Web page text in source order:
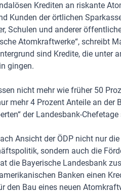
Krediten an riskante
Kunden der örtlichen
Schulen und anderer
Atomkraftwerke“, schreibt
sind Kredite, die unter
gingen.
nicht mehr wie früher 50
mehr 4 Prozent Anteile an der
der Landesbank-
Ansicht der ÖDP nicht nur
sondern auch die
die Bayerische Landesbank
Banken einen
den Bau eines neuen